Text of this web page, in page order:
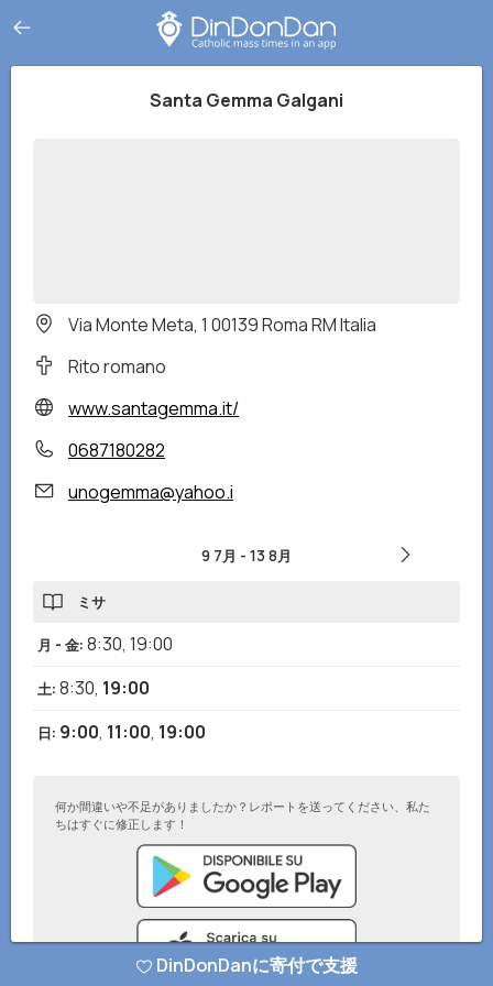
Santa Gemma Galgani
Via Monte Meta, 1 00139 Roma RM Italia
Rito romano
www.santagemma.it/
0687180282
unogemma@yahoo.i
9 7月 - 13 8月
ミサ
月 - 金: 8:30, 19:00
土: 8:30, 19:00
日: 9:00, 11:00, 19:00
何か間違いや不足がありましたか？レポートを送ってください、私た
ちはすぐに修正します！
DinDonDanに寄付で支援